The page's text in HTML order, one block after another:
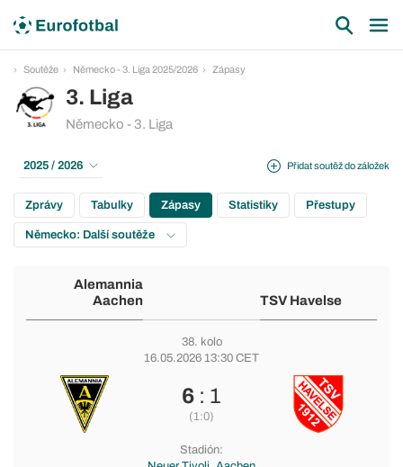
Soutěže Německo - 3. Liga 2025/2026 Zápasy
3. Liga
Německo - 3. Liga
Přidat soutěž do záložek
2025 / 2026
Zprávy Tabulky Zápasy Statistiky Přestupy
Německo: Další soutěže
Alemannia
Aachen
TSV Havelse
38. kolo
16.05.2026 13:30 CET
6: 1
(1:0)
Stadión: